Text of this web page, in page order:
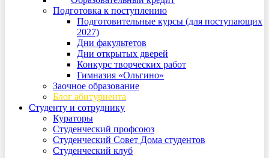
Подготовка к поступлению
Подготовительные курсы (для поступающих
2027)
Дни факультетов
Дни открытых дверей
Конкурс творческих работ
Гимназия «Ольгино»
Заочное образование
Блог абитуриента
Студенту и сотруднику
Кураторы
Студенческий профсоюз
Студенческий Совет Дома студентов
Студенческий клуб